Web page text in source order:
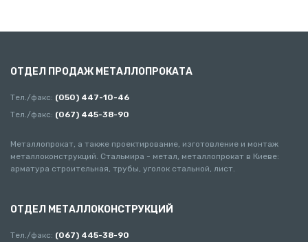
ОТДЕЛ ПРОДАЖ МЕТАЛЛОПРОКАТА
Тел./факс: (050) 447-10-46
Тел./факс: (067) 445-38-90
Металлопрокат, а также проектирование, изготовление и монтаж
металлоконструкций. Стальмира - метал, металлопрокат в Киеве:
арматура строительная, трубы, уголок стальной, лист.
ОТДЕЛ МЕТАЛЛОКОНСТРУКЦИЙ
Тел./факс: (067) 445-38-90